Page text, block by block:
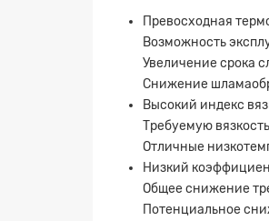
Превосходная
Возможность
Увеличение срока
Снижение
Высокий индекс
Требуемую
Отличные
Низкий
Общее снижение
Потенциальное